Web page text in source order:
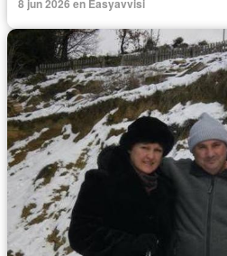
8 jun 2026 en Easyavvisi